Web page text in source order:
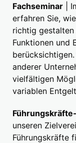
Fachseminar |
erfahren Sie,
richtig gestalten
Funktionen und
anderer
vielfältigen
variablen
unseren
Führungskräfte